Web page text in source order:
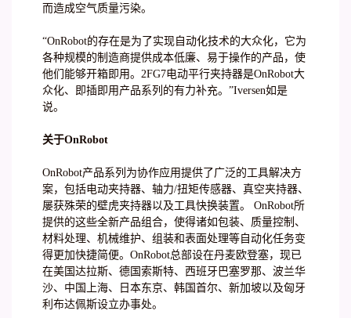
而造成空气质量污染。
“OnRobot的存在是为了实现自动化技术的大众化，它为
各种规模的制造商提供成本低廉、易于操作的产品，使
他们能够开箱即用。2FG7电动平行夹持器是OnRobot大
众化、即插即用产品系列的有力补充。”Iversen如是
说。
关于OnRobot
OnRobot产品系列为协作应用提供了广泛的工具解决方
案，包括电动夹持器、轴力/扭矩传感器、真空夹持器、
屡获殊荣的壁虎夹持器以及工具快换装置。 OnRobot所
提供的这些全新产品组合，使得诸如包装、质量控制、
材料处理、机械维护、组装和表面处理等自动化任务变
得更加快捷简便。OnRobot总部设在丹麦欧登塞，现已
在美国达拉斯、德国索斯特、西班牙巴塞罗那、波兰华
沙、中国上海、日本东京、韩国首尔、新加坡以及匈牙
利布达佩斯设立办事处。